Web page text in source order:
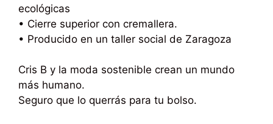
ecológicas
• Cierre superior con cremallera.
• Producido en un taller social de Zaragoza
Cris B y la moda sostenible crean un mundo
más humano.
Seguro que lo querrás para tu bolso.